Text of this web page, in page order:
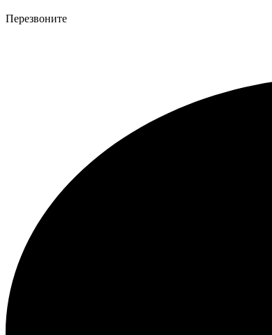
Перезвоните